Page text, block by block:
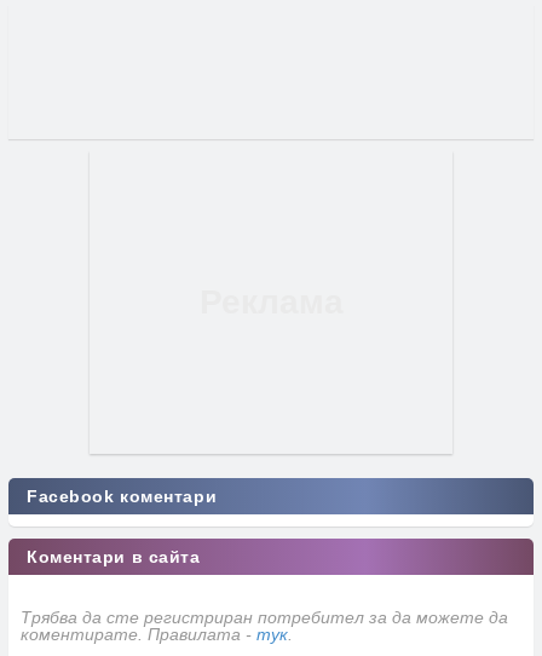
Facebook коментари
Коментари в сайта
Трябва да сте регистриран потребител за да можете да
коментирате. Правилата - тук